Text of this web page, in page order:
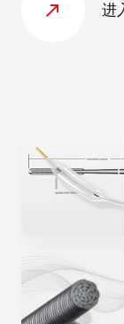
进